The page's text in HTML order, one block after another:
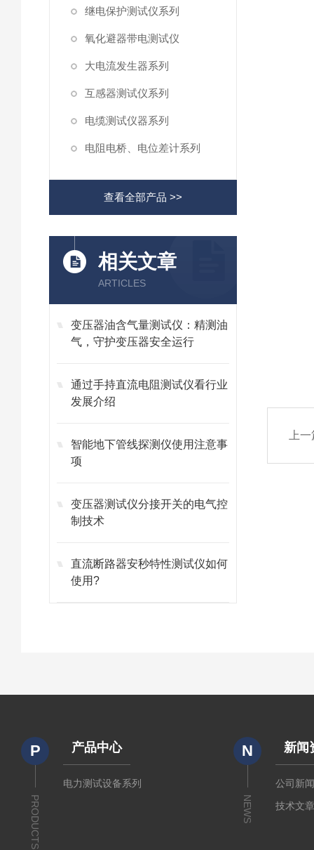
继电保护测试仪系列
氧化避器带电测试仪
大电流发生器系列
互感器测试仪系列
电缆测试仪器系列
电阻电桥、电位差计系列
查看全部产品 >>
相关文章
ARTICLES
变压器油含气量测试仪：精测油
气，守护变压器安全运行
通过手持直流电阻测试仪看行业
发展介绍
智能地下管线探测仪使用注意事
项
变压器测试仪分接开关的电气控
制技术
直流断路器安秒特性测试仪如何
使用?
上
P
PRODUCTS
产品中心
电力测试设备系列
N
NEWS
新闻
公司新
技术文